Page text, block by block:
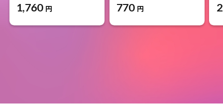
1,760 円 770 円